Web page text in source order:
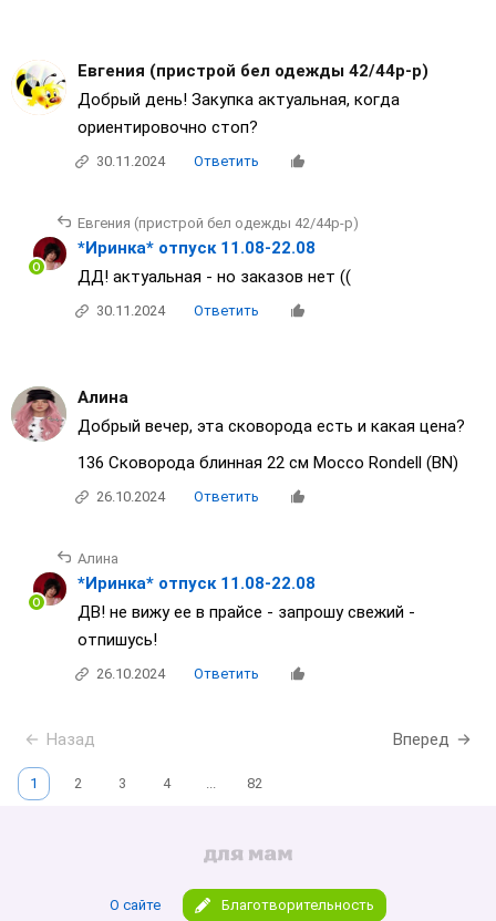
Евгения (пристрой бел одежды 42/44р-р)
Добрый день! Закупка актуальная, когда
ориентировочно стоп?
30.11.2024 Ответить
Евгения (пристрой бел одежды 42/44р-р)
*Иринка* отпуск 11.08-22.08
ДД! актуальная - но заказов нет ((
30.11.2024 Ответить
Алина
Добрый вечер, эта сковорода есть и какая цена?
136 Сковорода блинная 22 см Mocco Rondell (BN)
26.10.2024 Ответить
Алина
*Иринка* отпуск 11.08-22.08
ДВ! не вижу ее в прайсе - запрошу свежий -
отпишусь!
26.10.2024 Ответить
Назад Вперед
1 2 3 4 ... 82
О сайте Благотворительность